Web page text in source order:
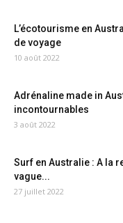
L’écotourisme en
de voyage
10 août 2022
Adrénaline made in
incontournables
3 août 2022
Surf en Australie : A la
vague...
27 juillet 2022